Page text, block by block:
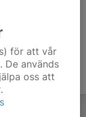
för att vår
De används
oss att